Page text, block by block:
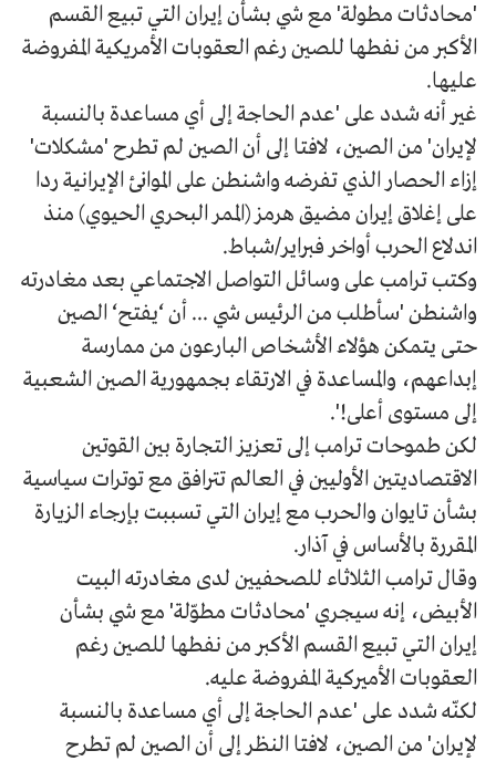
'محادثات مطولة' مع شي بشأن إيران التي تبيع القسم
الأكبر من نفطها للصين رغم العقوبات الأمريكية المفروضة
عليها.
غير أنه شدد على 'عدم الحاجة إلى أي مساعدة بالنسبة
لإيران' من الصين، لافتا إلى أن الصين لم تطرح 'مشكلات'
إزاء الحصار الذي تفرضه واشنطن على الموانئ الإيرانية ردا
على إغلاق إيران مضيق هرمز (الممر البحري الحيوي) منذ
اندلاع الحرب أواخر فبراير/شباط.
وكتب ترامب على وسائل التواصل الاجتماعي بعد مغادرته
واشنطن 'سأطلب من الرئيس شي ... أن ‘يفتح‘ الصين
حتى يتمكن هؤلاء الأشخاص البارعون من ممارسة
إبداعهم، والمساعدة في الارتقاء بجمهورية الصين الشعبية
إلى مستوى أعلى!'.
لكن طموحات ترامب إلى تعزيز التجارة بين القوتين
الاقتصاديتين الأوليين في العالم تترافق مع توترات سياسية
بشأن تايوان والحرب مع إيران التي تسببت بإرجاء الزيارة
المقررة بالأساس في آذار.
وقال ترامب الثلاثاء للصحفيين لدى مغادرته البيت
الأبيض، إنه سيجري 'محادثات مطوّلة' مع شي بشأن
إيران التي تبيع القسم الأكبر من نفطها للصين رغم
العقوبات الأميركية المفروضة عليه.
لكنّه شدد على 'عدم الحاجة إلى أي مساعدة بالنسبة
لإيران' من الصين، لافتا النظر إلى أن الصين لم تطرح